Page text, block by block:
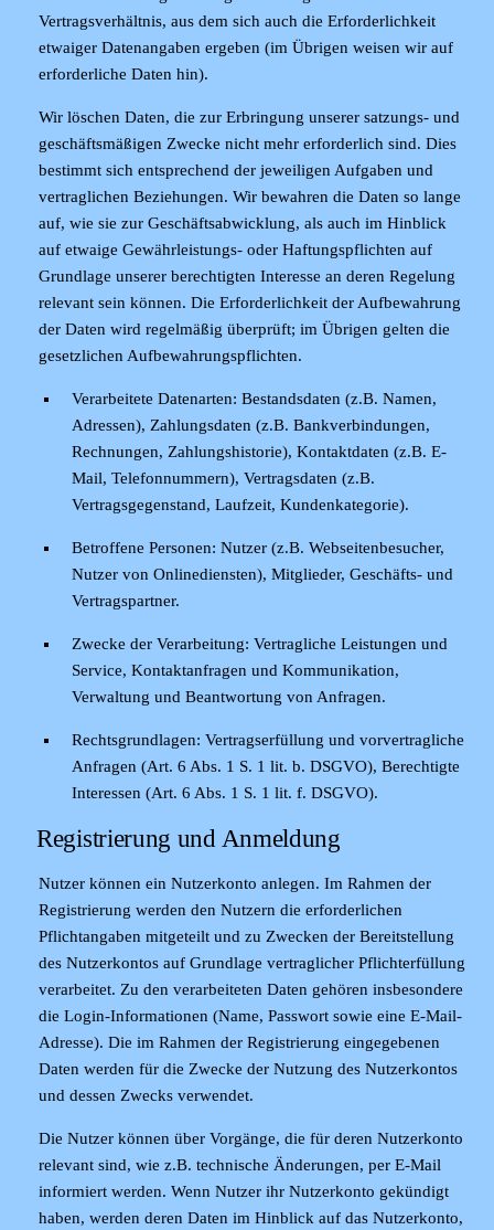
Vertragsverhältnis, aus dem sich auch die Erforderlichkeit
etwaiger Datenangaben ergeben (im Übrigen weisen wir auf
erforderliche Daten hin).
Wir löschen Daten, die zur Erbringung unserer satzungs- und
geschäftsmäßigen Zwecke nicht mehr erforderlich sind. Dies
bestimmt sich entsprechend der jeweiligen Aufgaben und
vertraglichen Beziehungen. Wir bewahren die Daten so lange
auf, wie sie zur Geschäftsabwicklung, als auch im Hinblick
auf etwaige Gewährleistungs- oder Haftungspflichten auf
Grundlage unserer berechtigten Interesse an deren Regelung
relevant sein können. Die Erforderlichkeit der Aufbewahrung
der Daten wird regelmäßig überprüft; im Übrigen gelten die
gesetzlichen Aufbewahrungspflichten.
Verarbeitete Datenarten: Bestandsdaten (z.B. Namen,
Adressen), Zahlungsdaten (z.B. Bankverbindungen,
Rechnungen, Zahlungshistorie), Kontaktdaten (z.B. E-
Mail, Telefonnummern), Vertragsdaten (z.B.
Vertragsgegenstand, Laufzeit, Kundenkategorie).
Betroffene Personen: Nutzer (z.B. Webseitenbesucher,
Nutzer von Onlinediensten), Mitglieder, Geschäfts- und
Vertragspartner.
Zwecke der Verarbeitung: Vertragliche Leistungen und
Service, Kontaktanfragen und Kommunikation,
Verwaltung und Beantwortung von Anfragen.
Rechtsgrundlagen: Vertragserfüllung und vorvertragliche
Anfragen (Art. 6 Abs. 1 S. 1 lit. b. DSGVO), Berechtigte
Interessen (Art. 6 Abs. 1 S. 1 lit. f. DSGVO).
Registrierung und Anmeldung
Nutzer können ein Nutzerkonto anlegen. Im Rahmen der
Registrierung werden den Nutzern die erforderlichen
Pflichtangaben mitgeteilt und zu Zwecken der Bereitstellung
des Nutzerkontos auf Grundlage vertraglicher Pflichterfüllung
verarbeitet. Zu den verarbeiteten Daten gehören insbesondere
die Login-Informationen (Name, Passwort sowie eine E-Mail-
Adresse). Die im Rahmen der Registrierung eingegebenen
Daten werden für die Zwecke der Nutzung des Nutzerkontos
und dessen Zwecks verwendet.
Die Nutzer können über Vorgänge, die für deren Nutzerkonto
relevant sind, wie z.B. technische Änderungen, per E-Mail
informiert werden. Wenn Nutzer ihr Nutzerkonto gekündigt
haben, werden deren Daten im Hinblick auf das Nutzerkonto,